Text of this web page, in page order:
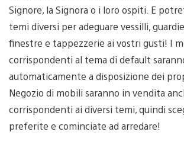
Signore, la Signora o i loro ospiti. E
temi diversi per adeguare vessilli,
finestre e tappezzerie ai vostri gusti! I
corrispondenti al tema di default
automaticamente a disposizione dei
Negozio di mobili saranno in vendita
corrispondenti ai diversi temi, quindi
preferite e cominciate ad arredare!